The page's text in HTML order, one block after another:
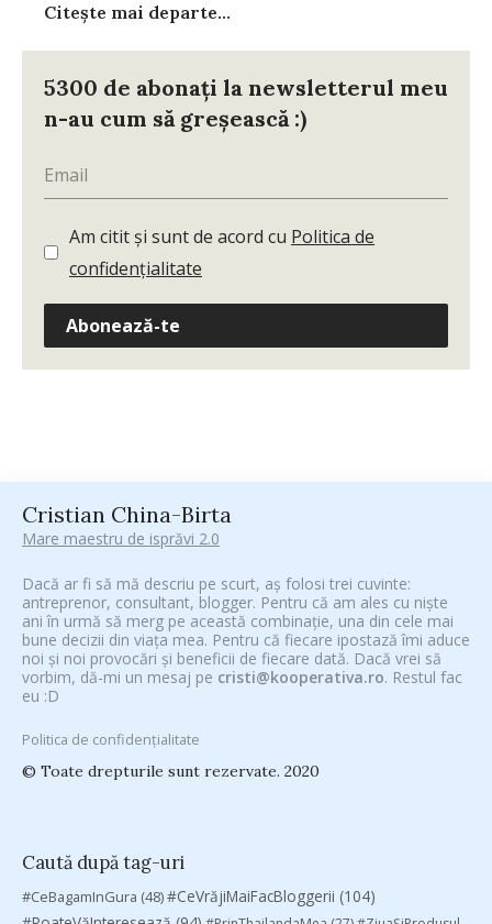
Citește mai departe...
5300 de abonați la newsletterul meu
n-au cum să greșească :)
Am citit și sunt de acord cu Politica de
confidențialitate
Abonează-te
Cristian China-Birta
Mare maestru de isprăvi 2.0
Dacă ar fi să mă descriu pe scurt, aș folosi trei cuvinte:
antreprenor, consultant, blogger. Pentru că am ales cu niște
ani în urmă să merg pe această combinație, una din cele mai
bune decizii din viața mea. Pentru că fiecare ipostază îmi aduce
noi și noi provocări și beneficii de fiecare dată. Dacă vrei să
vorbim, dă-mi un mesaj pe cristi@kooperativa.ro. Restul fac
eu :D
Politica de confidențialitate
© Toate drepturile sunt rezervate. 2020
Caută după tag-uri
#CeBagamInGura (48)#CeVrăjiMaiFacBloggerii (104)